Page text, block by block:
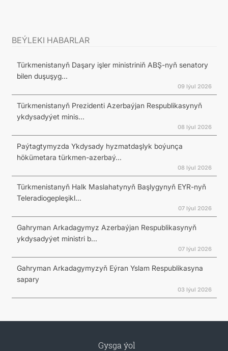
BEÝLEKI HABARLAR
Türkmenistanyň Daşary işler ministriniň ABŞ-nyň senatory
bilen duşuşyg...
09 Iýul 2026
Türkmenistanyň Prezidenti Azerbaýjan Respublikasynyň
ykdysadyýet minis...
08 Iýul 2026
Paýtagtymyzda Ykdysady hyzmatdaşlyk boýunça
hökümetara türkmen-azerbaý...
08 Iýul 2026
Türkmenistanyň Halk Maslahatynyň Başlygynyň EYR-nyň
Teleradiogepleşikl...
07 Iýul 2026
Gahryman Arkadagymyz Azerbaýjan Respublikasynyň
ykdysadyýet ministri b...
07 Iýul 2026
Gahryman Arkadagymyzyň Eýran Yslam Respublikasyna
sapary
03 Iýul 2026
Gysga ýol